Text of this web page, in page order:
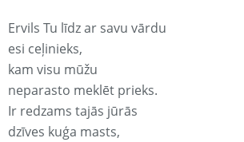
Ervils Tu līdz ar savu vārdu
esi ceļinieks,
kam visu mūžu
neparasto meklēt prieks.
Ir redzams tajās jūrās
dzīves kuģa masts,